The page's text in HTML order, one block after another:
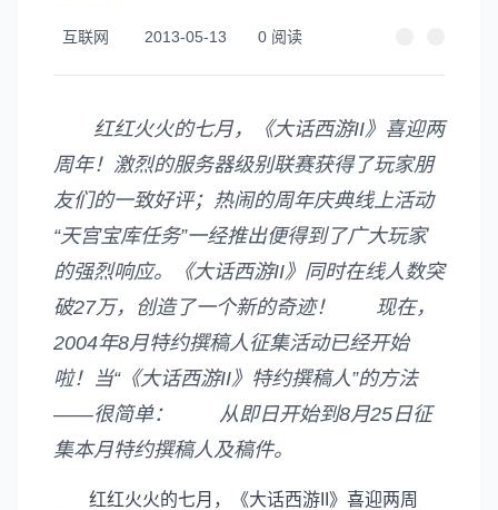
互联网 2013-05-13 0 阅读
红红火火的七月，《大话西游II》喜迎两
周年！激烈的服务器级别联赛获得了玩家朋
友们的一致好评；热闹的周年庆典线上活动
“天宫宝库任务”一经推出便得到了广大玩家
的强烈响应。《大话西游II》同时在线人数突
破27万，创造了一个新的奇迹！ 现在，
2004年8月特约撰稿人征集活动已经开始
啦！当“《大话西游II》特约撰稿人”的方法
——很简单： 从即日开始到8月25日征
集本月特约撰稿人及稿件。
红红火火的七月，《大话西游II》喜迎两周